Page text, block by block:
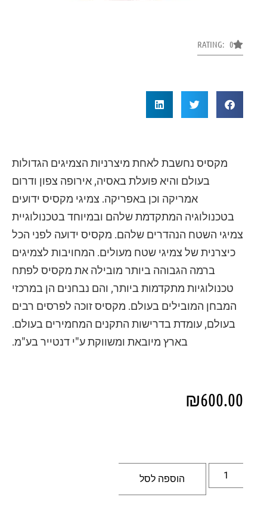
RATING: 0
מקסיס נחשבת לאחת מיצרניות הצמיגים הגדולות
בעולם והיא פועלת באסיה, אירופה צפון ודרום
אמריקה וכן באפריקה. צמיגי מקסיס ידועים
בטכנולוגיה המתקדמת שלהם ובמיוחד בטכנולוגיית
צמיגי השטח הנהדרים שלהם. מקסיס ידועה לפני הכל
כיצרנית של צמיגי שטח מעולים. המחויבות לצמיגים
ברמה הגבוהה ביותר מובילה את מקסיס לפתח
טכנולוגיות מתקדמות ביותר, והם נבחנים הן במרכזי
המבחן המובילים בעולם. מקסיס זוכה לפרסים רבים
בעולם, עומדת בדרישות התקנים המחמירים בעולם.
בארץ מיובאת ומשווקת ע"י דנטייר בע"מ.
₪600.00
הוספה לסל